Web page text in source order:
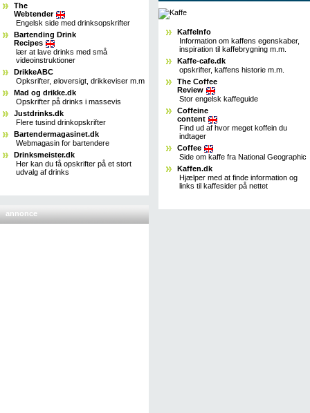
The
Webtender
Engelsk side med drinksopskrifter
Bartending Drink
Recipes
lær at lave drinks med små
videoinstruktioner
DrikkeABC
Opksrifter, øloversigt, drikkeviser m.m
Mad og drikke.dk
Opskrifter på drinks i massevis
Justdrinks.dk
Flere tusind drinkopskrifter
Bartendermagasinet.dk
Webmagasin for bartendere
Drinksmeister.dk
Her kan du få opskrifter på et stort
udvalg af drinks
annonce
KaffeInfo
Information om kaffens egenskaber,
inspiration til kaffebrygning m.m.
Kaffe-cafe.dk
opskrifter, kaffens historie m.m.
The Coffee
Review
Stor engelsk kaffeguide
Coffeine
content
Find ud af hvor meget koffein du
indtager
Coffee
Side om kaffe fra National Geographic
Kaffen.dk
Hjælper med at finde information og
links til kaffesider på nettet